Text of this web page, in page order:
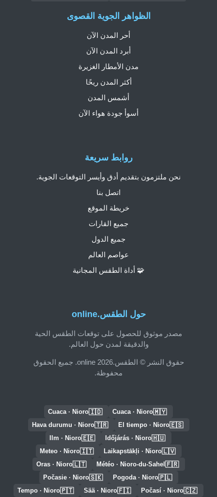
حول الطقس.online
مصدر موثوق للحصول على توقعات الطقس الحية
والدقيقة لمدن حول العالم.
حقوق النشر © الطقس.online 2026. جميع الحقوق
محفوظة.
روابط سريعة
نحن ملتزمون بتقديم أدق وأيسر التوقعات الجوية.
اتصل بنا
خريطة الموقع
جميع القارات
جميع الدول
عواصم العالم
🧩 أداة الطقس المجانية
الظواهر الجوية القصوى
أحر المدن الآن
أبرد المدن الآن
مدن الأمطار الغزيرة
أكثر المدن ريحًا
أشمس المدن
أسوأ جودة هواء الآن
🇲🇾
Cuaca · Nioro
🇮🇩
Cuaca · Nioro
🇪🇸
El tiempo · Nioro
🇹🇷
Hava durumu · Nioro
🇭🇺
Időjárás · Nioro
🇪🇪
Ilm · Nioro
🇱🇻
Laikapstākļi · Nioro
🇮🇹
Meteo · Nioro
🇫🇷
Météo · Nioro-du-Sahel
🇱🇹
Oras · Nioro
🇵🇱
Pogoda · Nioro
🇸🇰
Počasie · Nioro
🇨🇿
Počasí · Nioro
🇫🇮
Sää · Nioro
🇵🇹
Tempo · Nioro